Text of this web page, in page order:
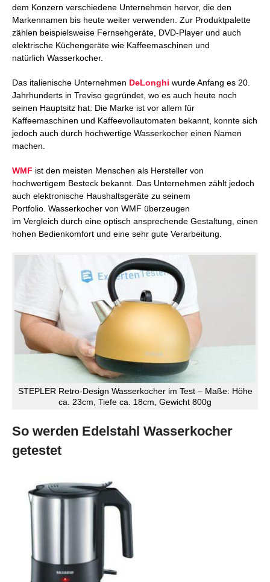
dem Konzern verschiedene Unternehmen hervor, die den
Markennamen bis heute weiter verwenden. Zur Produktpalette
zählen beispielsweise Fernsehgeräte, DVD-Player und auch
elektrische Küchengeräte wie Kaffeemaschinen und
natürlich Wasserkocher.
Das italienische Unternehmen DeLonghi wurde Anfang es 20.
Jahrhunderts in Treviso gegründet, wo es auch heute noch
seinen Hauptsitz hat. Die Marke ist vor allem für
Kaffeemaschinen und Kaffeevollautomaten bekannt, konnte sich
jedoch auch durch hochwertige Wasserkocher einen Namen
machen.
WMF ist den meisten Menschen als Hersteller von
hochwertigem Besteck bekannt. Das Unternehmen zählt jedoch
auch elektronische Haushaltsgeräte zu seinem
Portfolio. Wasserkocher von WMF überzeugen
im Vergleich durch eine optisch ansprechende Gestaltung, einen
hohen Bedienkomfort und eine sehr gute Verarbeitung.
STEPLER Retro-Design Wasserkocher im Test – Maße: Höhe
ca. 23cm, Tiefe ca. 18cm, Gewicht 800g
So werden Edelstahl Wasserkocher
getestet